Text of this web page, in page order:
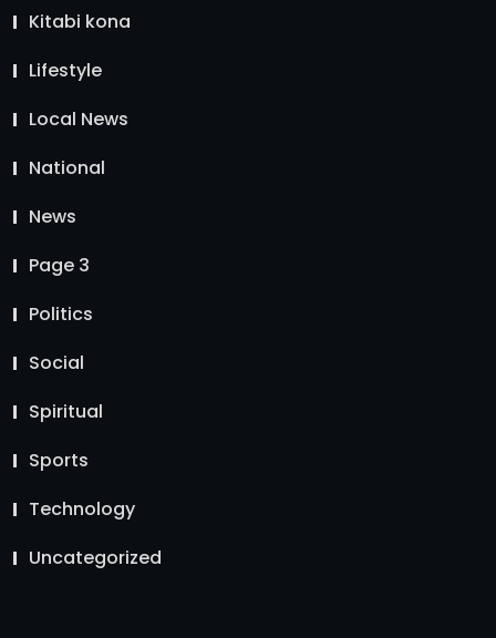
Kitabi kona
Lifestyle
Local News
National
News
Page 3
Politics
Social
Spiritual
Sports
Technology
Uncategorized